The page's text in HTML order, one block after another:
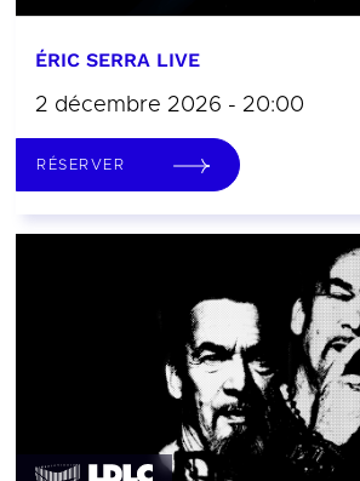
ÉRIC SERRA LIVE
2 décembre 2026 - 20:00
RÉSERVER